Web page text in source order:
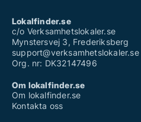
Lokalfinder.se
c/o Verksamhetslokaler.se
Mynstersvej 3, Frederiksberg
support@verksamhetslokaler.se
Org. nr: DK32147496
Om lokalfinder.se
Om lokalfinder.se
Kontakta oss